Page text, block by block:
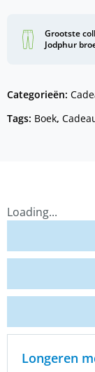
Grootste
Jodphur
Categorieën:
Tags: Boek,
Loading...
Longeren